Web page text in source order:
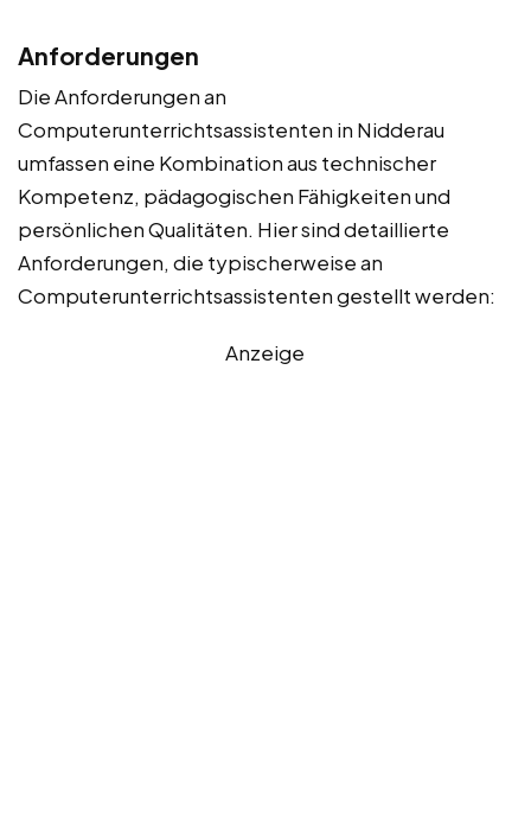
Anforderungen
Die Anforderungen an
Computerunterrichtsassistenten in Nidderau
umfassen eine Kombination aus technischer
Kompetenz, pädagogischen Fähigkeiten und
persönlichen Qualitäten. Hier sind detaillierte
Anforderungen, die typischerweise an
Computerunterrichtsassistenten gestellt werden:
Anzeige